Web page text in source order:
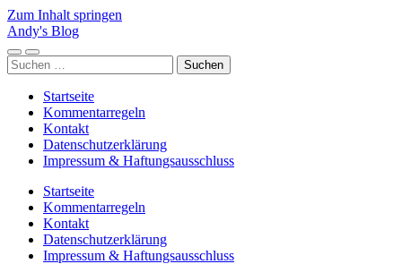
Zum Inhalt springen
Andy's Blog
Mobile-
Menü
Suchfeld
ein-/ausblenden
Suchen
nach:
Startseite
Kommentarregeln
Kontakt
Datenschutzerklärung
Impressum & Haftungsausschluss
Startseite
Kommentarregeln
Kontakt
Datenschutzerklärung
Impressum & Haftungsausschluss